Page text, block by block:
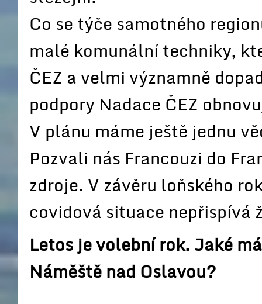
Co se týče samotného
malé komunální techniky,
ČEZ a velmi významně
podpory Nadace ČEZ
V plánu máme ještě jednu
Pozvali nás Francouzi do
zdroje. V závěru loňského
covidová situace nepřispívá
Letos je volební rok. Jaké
Náměště nad Oslavou?